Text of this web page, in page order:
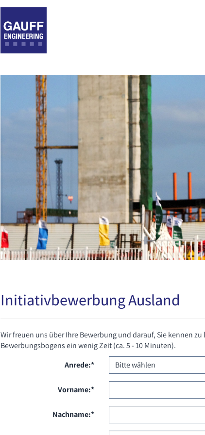
Initiativbewerbung Ausland
Wir freuen uns über Ihre Bewerbung und darauf, Sie kennen
Bewerbungsbogens ein wenig Zeit (ca. 5 - 10 Minuten).
Anrede:* Bitte wählen
Vorname:*
Nachname:*